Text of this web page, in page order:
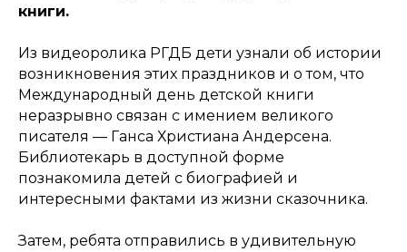
книги.
Из видеоролика РГДБ дети узнали об истории
возникновения этих праздников и о том, что
Международный день детской книги
неразрывно связан с имением великого
писателя — Ганса Христиана Андерсена.
Библиотекарь в доступной форме
познакомила детей с биографией и
интересными фактами из жизни сказочника.
Затем, ребята отправились в удивительную